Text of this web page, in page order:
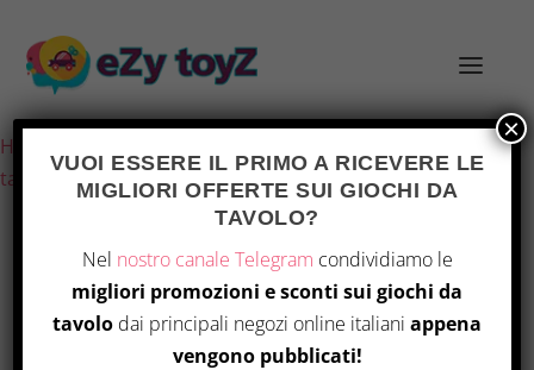
Home
Giochi da
tavolo/ Ravensburger – Memory Peppa Pig
VUOI ESSERE IL PRIMO A RICEVERE LE
MIGLIORI OFFERTE SUI GIOCHI DA
TAVOLO?
Nel nostro canale Telegram condividiamo le
migliori promozioni e sconti sui giochi da
tavolo dai principali negozi online italiani appena
vengono pubblicati!
×